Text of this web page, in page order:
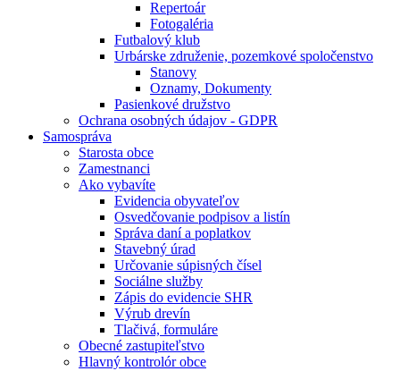
Repertoár
Fotogaléria
Futbalový klub
Urbárske združenie, pozemkové spoločenstvo
Stanovy
Oznamy, Dokumenty
Pasienkové družstvo
Ochrana osobných údajov - GDPR
Samospráva
Starosta obce
Zamestnanci
Ako vybavíte
Evidencia obyvateľov
Osvedčovanie podpisov a listín
Správa daní a poplatkov
Stavebný úrad
Určovanie súpisných čísel
Sociálne služby
Zápis do evidencie SHR
Výrub drevín
Tlačivá, formuláre
Obecné zastupiteľstvo
Hlavný kontrolór obce